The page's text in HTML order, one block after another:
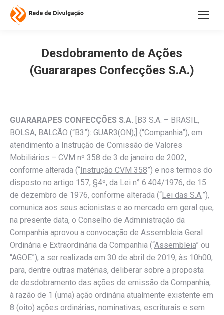
Desdobramento de Ações
(Guararapes Confecções S.A.)
GUARARAPES CONFECÇÕES S.A. [B3 S.A. – BRASIL,
BOLSA, BALCÃO (“B3”): GUAR3(ON);] (“Companhia”), em
atendimento a Instrução de Comissão de Valores
Mobiliários – CVM nº 358 de 3 de janeiro de 2002,
conforme alterada (“Instrução CVM 358”) e nos termos do
disposto no artigo 157, §4º, da Lei n° 6.404/1976, de 15
de dezembro de 1976, conforme alterada (“Lei das S.A.”),
comunica aos seus acionistas e ao mercado em geral que,
na presente data, o Conselho de Administração da
Companhia aprovou a convocação de Assembleia Geral
Ordinária e Extraordinária da Companhia (“Assembleia” ou
“AGOE”), a ser realizada em 30 de abril de 2019, às 10h00,
para, dentre outras matérias, deliberar sobre a proposta
de desdobramento das ações de emissão da Companhia,
à razão de 1 (uma) ação ordinária atualmente existente em
8 (oito) ações ordinárias, nominativas, escriturais e sem